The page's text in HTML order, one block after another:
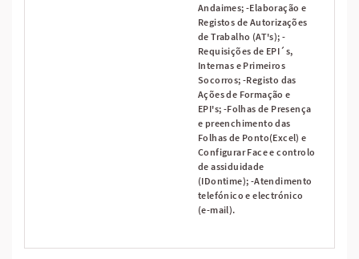
Andaimes; -Elaboração e
Registos de Autorizações
de Trabalho (AT's); -
Requisições de EPI´s,
Internas e Primeiros
Socorros; -Registo das
Ações de Formação e
EPI's; -Folhas de Presença
e preenchimento das
Folhas de Ponto(Excel) e
Configurar Face e controlo
de assiduidade
(IDontime); -Atendimento
telefónico e electrónico
(e-mail).